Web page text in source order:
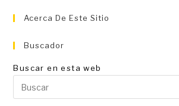
Acerca De Este Sitio
Buscador
Buscar en esta web